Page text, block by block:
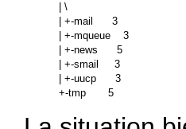
| \
| +-mail      3
| +-mqueue    3
| +-news      5
| +-smail     3
| +-uucp      3